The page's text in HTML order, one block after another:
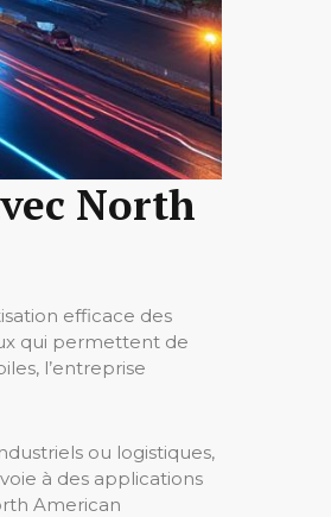
North
efficace des
qui permettent de
l’entreprise
ou logistiques,
à des applications
American